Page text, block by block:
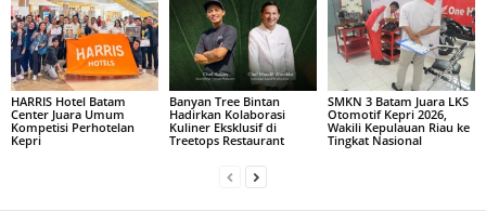
HARRIS Hotel Batam
Center Juara Umum
Kompetisi Perhotelan
Kepri
Banyan Tree Bintan
Hadirkan Kolaborasi
Kuliner Eksklusif di
Treetops Restaurant
SMKN 3 Batam Juara LKS
Otomotif Kepri 2026,
Wakili Kepulauan Riau ke
Tingkat Nasional